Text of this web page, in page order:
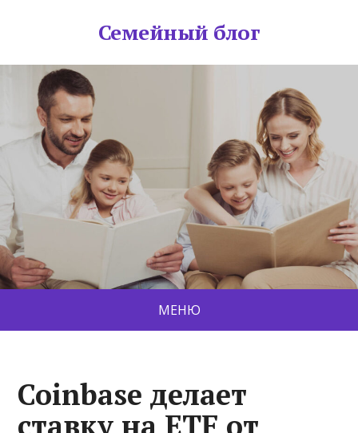
Семейный блог
МЕНЮ
Coinbase делает